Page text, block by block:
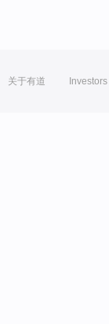
关于有道 Investors